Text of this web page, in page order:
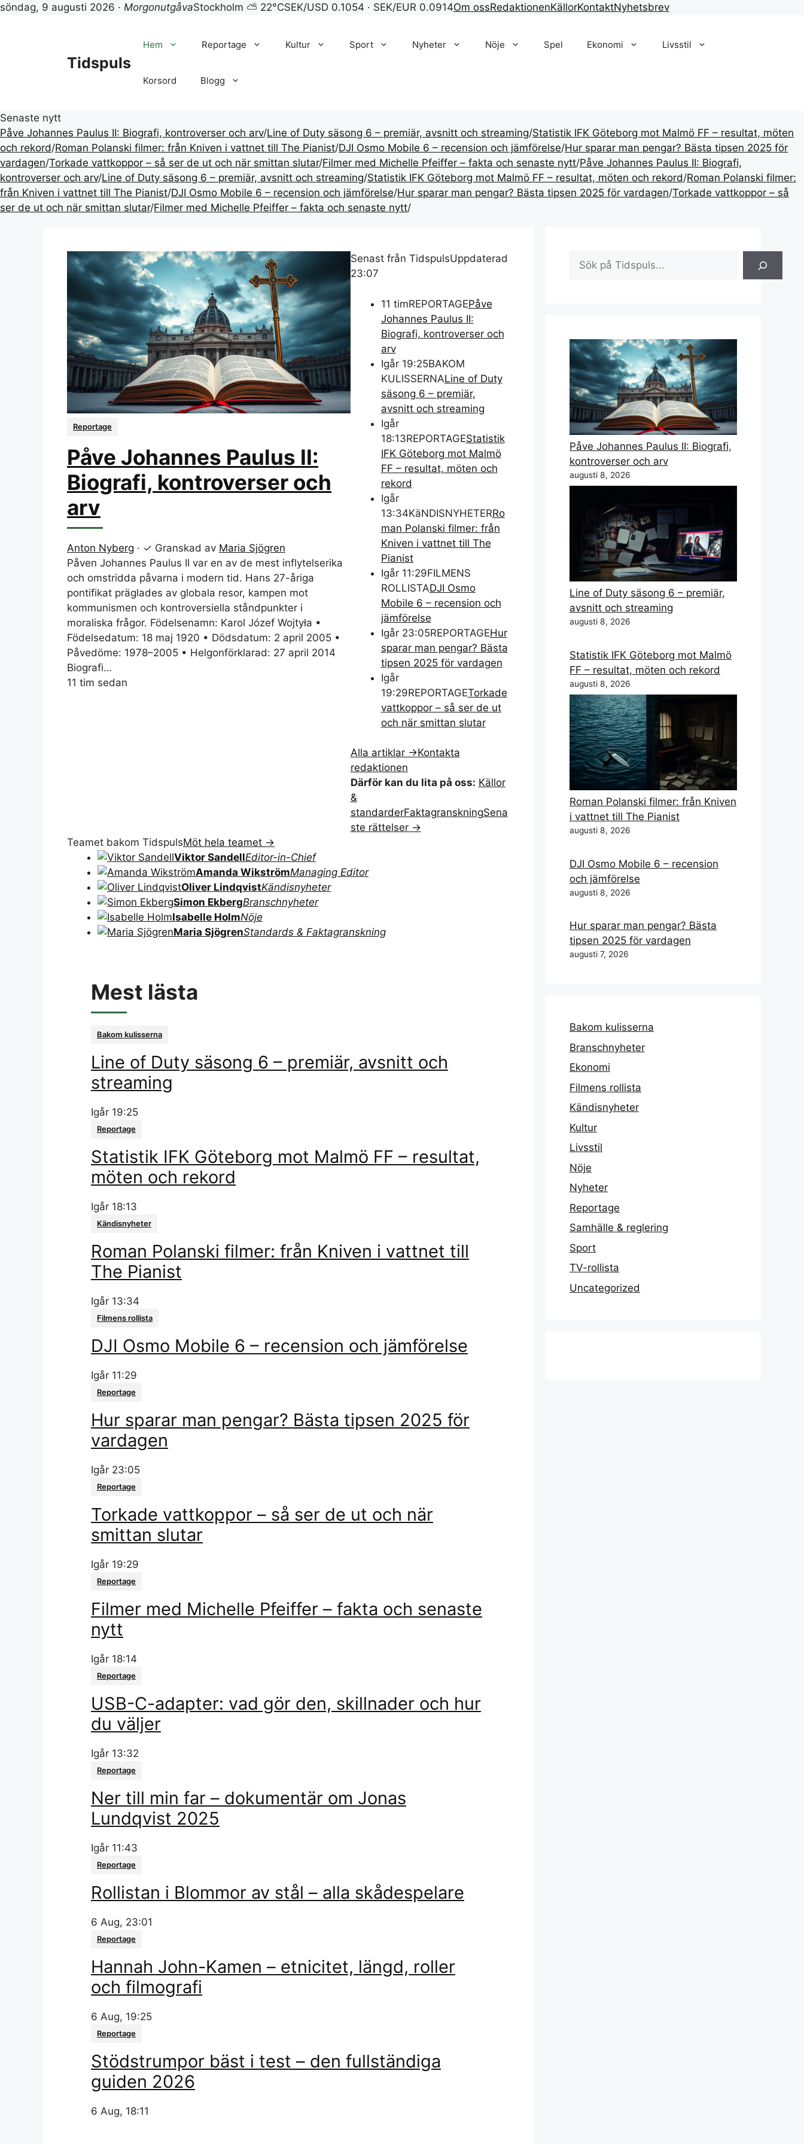
Tidspuls — Film, tv, kändisnyheter och nöje från Sverige.
söndag, 9 augusti 2026 · MorgonutgåvaStockholm ⛅ 22°CSEK/USD 0.1054 · SEK/EUR 0.0914Om ossRedaktionenKällorKontaktNyhetsbrev
Tidspuls
Hem Reportage Kultur Sport Nyheter Nöje Spel Ekonomi Livsstil
Korsord Blogg
Senaste nytt
Påve Johannes Paulus II: Biografi, kontroverser och arv/Line of Duty säsong 6 – premiär, avsnitt och streaming/Statistik IFK Göteborg mot Malmö FF – resultat, möten
och rekord/Roman Polanski filmer: från Kniven i vattnet till The Pianist/DJI Osmo Mobile 6 – recension och jämförelse/Hur sparar man pengar? Bästa tipsen 2025 för
vardagen/Torkade vattkoppor – så ser de ut och när smittan slutar/Filmer med Michelle Pfeiffer – fakta och senaste nytt/Påve Johannes Paulus II: Biografi,
kontroverser och arv/Line of Duty säsong 6 – premiär, avsnitt och streaming/Statistik IFK Göteborg mot Malmö FF – resultat, möten och rekord/Roman Polanski filmer:
från Kniven i vattnet till The Pianist/DJI Osmo Mobile 6 – recension och jämförelse/Hur sparar man pengar? Bästa tipsen 2025 för vardagen/Torkade vattkoppor – så
ser de ut och när smittan slutar/Filmer med Michelle Pfeiffer – fakta och senaste nytt/
Reportage
Påve Johannes Paulus II:
Biografi, kontroverser och
arv
Anton Nyberg · ✓ Granskad av Maria Sjögren
Påven Johannes Paulus II var en av de mest inflytelserika
och omstridda påvarna i modern tid. Hans 27-åriga
pontifikat präglades av globala resor, kampen mot
kommunismen och kontroversiella ståndpunkter i
moraliska frågor. Födelsenamn: Karol Józef Wojtyła •
Födelsedatum: 18 maj 1920 • Dödsdatum: 2 april 2005 •
Påvedöme: 1978–2005 • Helgonförklarad: 27 april 2014
Biografi…
11 tim sedan
Senast från TidspulsUppdaterad
23:07
11 timREPORTAGEPåve
Johannes Paulus II:
Biografi, kontroverser och
arv
Igår 19:25BAKOM
KULISSERNALine of Duty
säsong 6 – premiär,
avsnitt och streaming
Igår
18:13REPORTAGEStatistik
IFK Göteborg mot Malmö
FF – resultat, möten och
rekord
Igår
13:34KäNDISNYHETERRo
man Polanski filmer: från
Kniven i vattnet till The
Pianist
Igår 11:29FILMENS
ROLLISTADJI Osmo
Mobile 6 – recension och
jämförelse
Igår 23:05REPORTAGEHur
sparar man pengar? Bästa
tipsen 2025 för vardagen
Igår
19:29REPORTAGETorkade
vattkoppor – så ser de ut
och när smittan slutar
Alla artiklar →Kontakta
redaktionen
Därför kan du lita på oss: Källor
&
standarderFaktagranskningSena
ste rättelser →
Teamet bakom TidspulsMöt hela teamet →
Viktor SandellEditor-in-Chief
Amanda WikströmManaging Editor
Oliver LindqvistKändisnyheter
Simon EkbergBranschnyheter
Isabelle HolmNöje
Maria SjögrenStandards & Faktagranskning
Mest lästa
Bakom kulisserna
Line of Duty säsong 6 – premiär, avsnitt och
streaming
Igår 19:25
Reportage
Statistik IFK Göteborg mot Malmö FF – resultat,
möten och rekord
Igår 18:13
Kändisnyheter
Roman Polanski filmer: från Kniven i vattnet till
The Pianist
Igår 13:34
Filmens rollista
DJI Osmo Mobile 6 – recension och jämförelse
Igår 11:29
Reportage
Hur sparar man pengar? Bästa tipsen 2025 för
vardagen
Igår 23:05
Reportage
Torkade vattkoppor – så ser de ut och när
smittan slutar
Igår 19:29
Reportage
Filmer med Michelle Pfeiffer – fakta och senaste
nytt
Igår 18:14
Reportage
USB-C-adapter: vad gör den, skillnader och hur
du väljer
Igår 13:32
Reportage
Ner till min far – dokumentär om Jonas
Lundqvist 2025
Igår 11:43
Reportage
Rollistan i Blommor av stål – alla skådespelare
6 Aug, 23:01
Reportage
Hannah John-Kamen – etnicitet, längd, roller
och filmografi
6 Aug, 19:25
Reportage
Stödstrumpor bäst i test – den fullständiga
guiden 2026
6 Aug, 18:11
Sök
Påve Johannes Paulus II: Biografi,
kontroverser och arv
augusti 8, 2026
Line of Duty säsong 6 – premiär,
avsnitt och streaming
augusti 8, 2026
Statistik IFK Göteborg mot Malmö
FF – resultat, möten och rekord
augusti 8, 2026
Roman Polanski filmer: från Kniven
i vattnet till The Pianist
augusti 8, 2026
DJI Osmo Mobile 6 – recension
och jämförelse
augusti 8, 2026
Hur sparar man pengar? Bästa
tipsen 2025 för vardagen
augusti 7, 2026
Bakom kulisserna
Branschnyheter
Ekonomi
Filmens rollista
Kändisnyheter
Kultur
Livsstil
Nöje
Nyheter
Reportage
Samhälle & reglering
Sport
TV-rollista
Uncategorized